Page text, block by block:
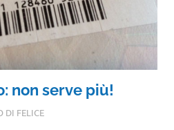
non serve più!
DI FELICE